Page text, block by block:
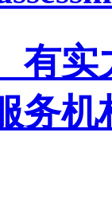
有
务机